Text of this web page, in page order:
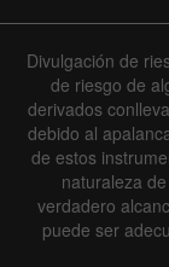
Divulgación de
de riesgo de
derivados
debido al
de estos
naturaleza
verdadero
puede ser